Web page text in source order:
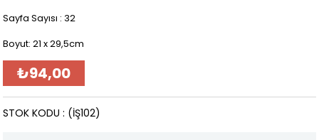
Sayfa Sayısı : 32
Boyut: 21 x 29,5cm
₺94,00
(İŞ102)
STOK KODU